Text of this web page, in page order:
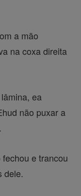
a mão
na coxa direita
ea
não puxar a
e trancou
dele.